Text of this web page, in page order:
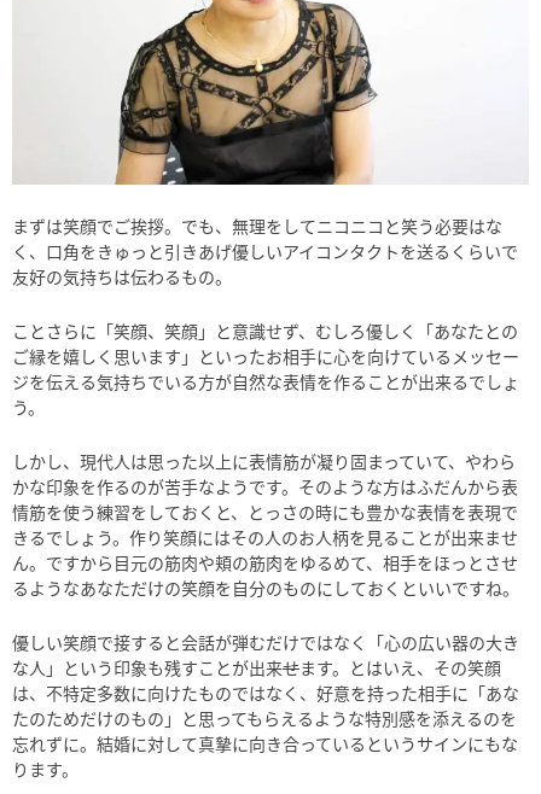
まずは笑顔でご挨拶。でも、無理をしてニコニコと笑う必要はな
く、口角をきゅっと引きあげ優しいアイコンタクトを送るくらいで
友好の気持ちは伝わるもの。
ことさらに「笑顔、笑顔」と意識せず、むしろ優しく「あなたとの
ご縁を嬉しく思います」といったお相手に心を向けているメッセー
ジを伝える気持ちでいる方が自然な表情を作ることが出来るでしょ
う。
しかし、現代人は思った以上に表情筋が凝り固まっていて、やわら
かな印象を作るのが苦手なようです。そのような方はふだんから表
情筋を使う練習をしておくと、とっさの時にも豊かな表情を表現で
きるでしょう。作り笑顔にはその人のお人柄を見ることが出来ませ
ん。ですから目元の筋肉や頬の筋肉をゆるめて、相手をほっとさせ
るようなあなただけの笑顔を自分のものにしておくといいですね。
優しい笑顔で接すると会話が弾むだけではなく「心の広い器の大き
な人」という印象も残すことが出来せます。とはいえ、その笑顔
は、不特定多数に向けたものではなく、好意を持った相手に「あな
たのためだけのもの」と思ってもらえるような特別感を添えるのを
忘れずに。結婚に対して真摯に向き合っているというサインにもな
ります。